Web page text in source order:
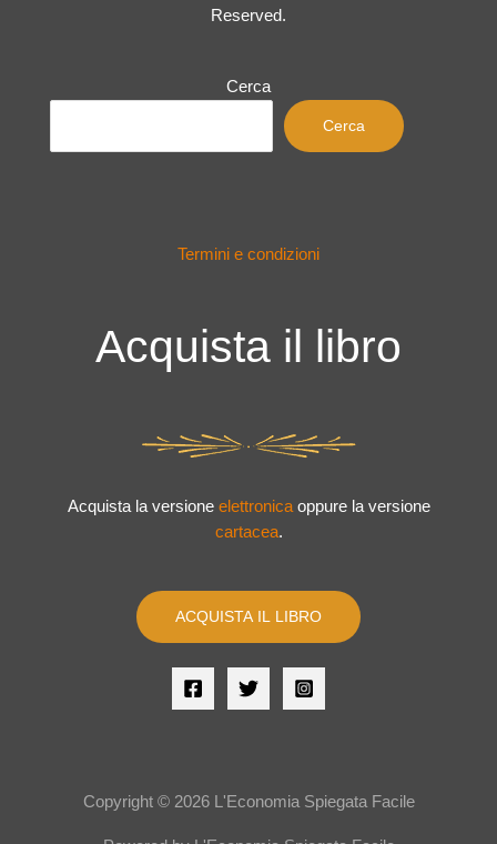
Reserved.
Cerca
Cerca
Termini e condizioni
Acquista il libro
Acquista la versione elettronicaoppure la versione
cartacea.
ACQUISTA IL LIBRO
Copyright © 2026 L'Economia Spiegata Facile